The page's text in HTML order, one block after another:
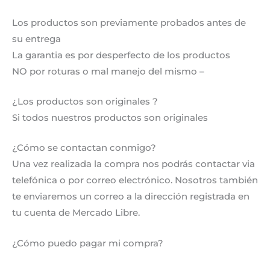
Los productos son previamente probados antes de
su entrega
La garantia es por desperfecto de los productos
NO por roturas o mal manejo del mismo –
¿Los productos son originales ?
Si todos nuestros productos son originales
¿Cómo se contactan conmigo?
Una vez realizada la compra nos podrás contactar via
telefónica o por correo electrónico. Nosotros también
te enviaremos un correo a la dirección registrada en
tu cuenta de Mercado Libre.
¿Cómo puedo pagar mi compra?